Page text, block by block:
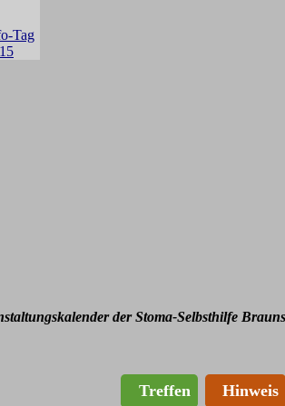
der Stoma-Selbsthilfe
Treffen Hinweis